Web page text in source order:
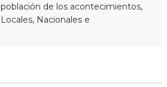
población de los acontecimientos,
Locales, Nacionales e